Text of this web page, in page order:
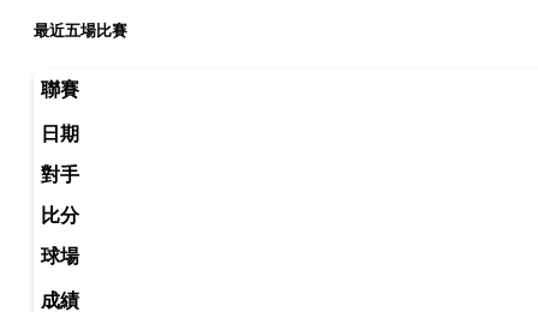
最近五場比賽